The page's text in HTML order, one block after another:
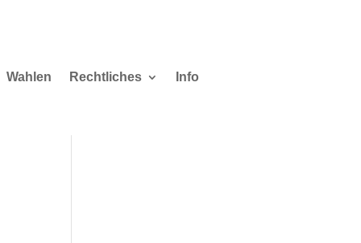
Wahlen Rechtliches Info